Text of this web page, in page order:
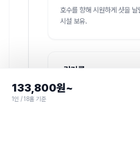
호수를 향해 시원하게 샷을
시설 보유.
락커룸
133,800원~
1인 / 18홀 기준